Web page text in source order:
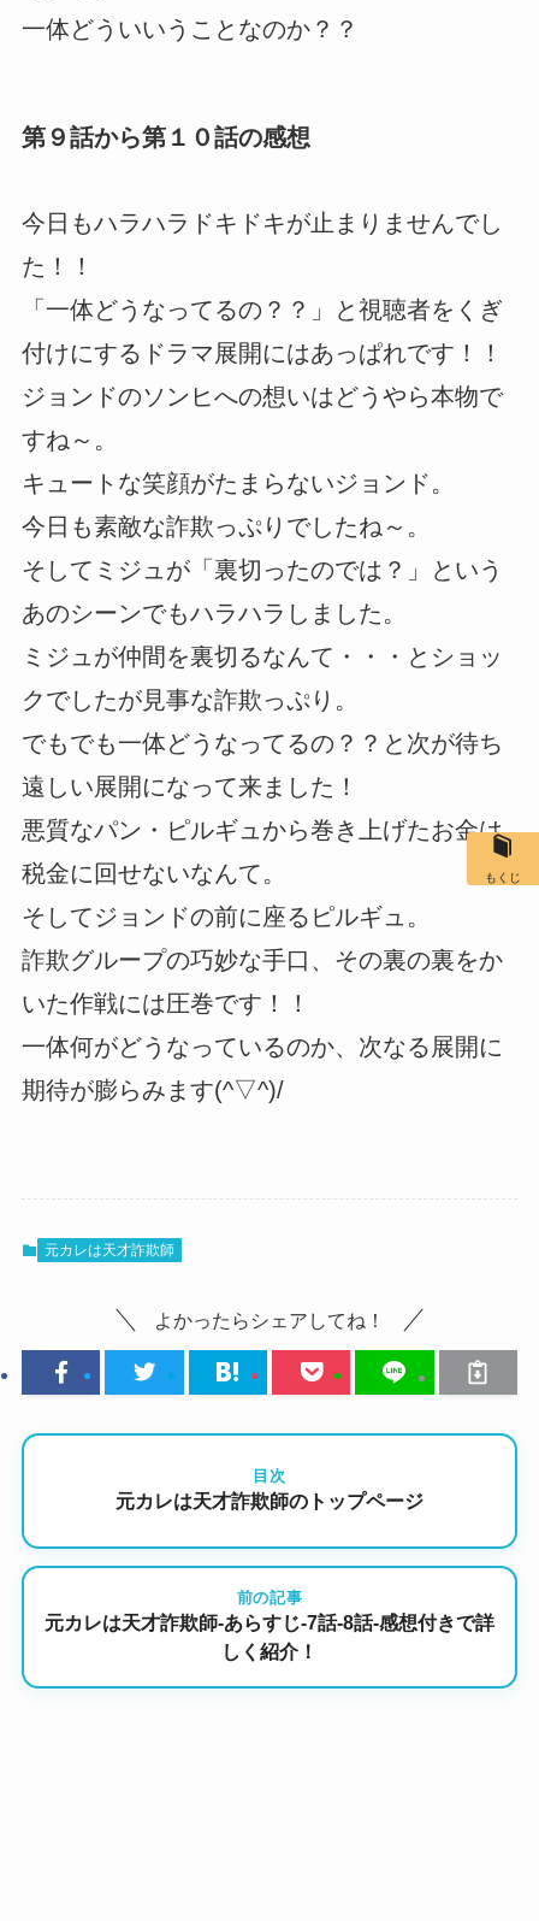
一体どういいうことなのか？？
第９話から第１０話の感想
今日もハラハラドキドキが止まりませんでし
た！！
「一体どうなってるの？？」と視聴者をくぎ
付けにするドラマ展開にはあっぱれです！！
ジョンドのソンヒへの想いはどうやら本物で
すね～。
キュートな笑顔がたまらないジョンド。
今日も素敵な詐欺っぷりでしたね～。
そしてミジュが「裏切ったのでは？」という
あのシーンでもハラハラしました。
ミジュが仲間を裏切るなんて・・・とショッ
クでしたが見事な詐欺っぷり。
でもでも一体どうなってるの？？と次が待ち
遠しい展開になって来ました！
悪質なパン・ピルギュから巻き上げたお金は
税金に回せないなんて。
そしてジョンドの前に座るピルギュ。
詐欺グループの巧妙な手口、その裏の裏をか
いた作戦には圧巻です！！
一体何がどうなっているのか、次なる展開に
期待が膨らみます(^▽^)/
元カレは天才詐欺師
よかったらシェアしてね！
目次
元カレは天才詐欺師のトップページ
前の記事
元カレは天才詐欺師-あらすじ-7話-8話-感想付きで詳
しく紹介！
もくじ